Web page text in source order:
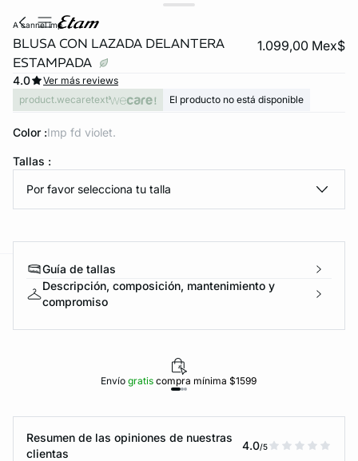
DE PANTIES
ahora
a cannel imp
BLUSA CON LAZADA DELANTERA
ESTAMPADA
1.099,00 Mex$
4.0
Ver más reviews
product.wecaretext
El producto no está disponible
Color : imp fd violet.
Tallas :
Por favor selecciona tu talla
Guía de tallas
Descripción, composición, mantenimiento y
compromiso
Envíogratiscompra mínima $1599
Resumen de las opiniones de nuestras
clientas
4.0/5